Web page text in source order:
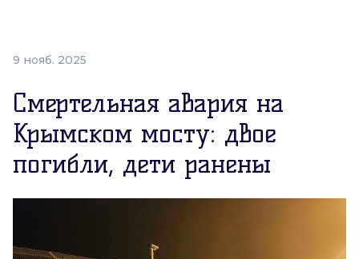
9 нояб. 2025
Смертельная авария на
Крымском мосту: двое
погибли, дети ранены